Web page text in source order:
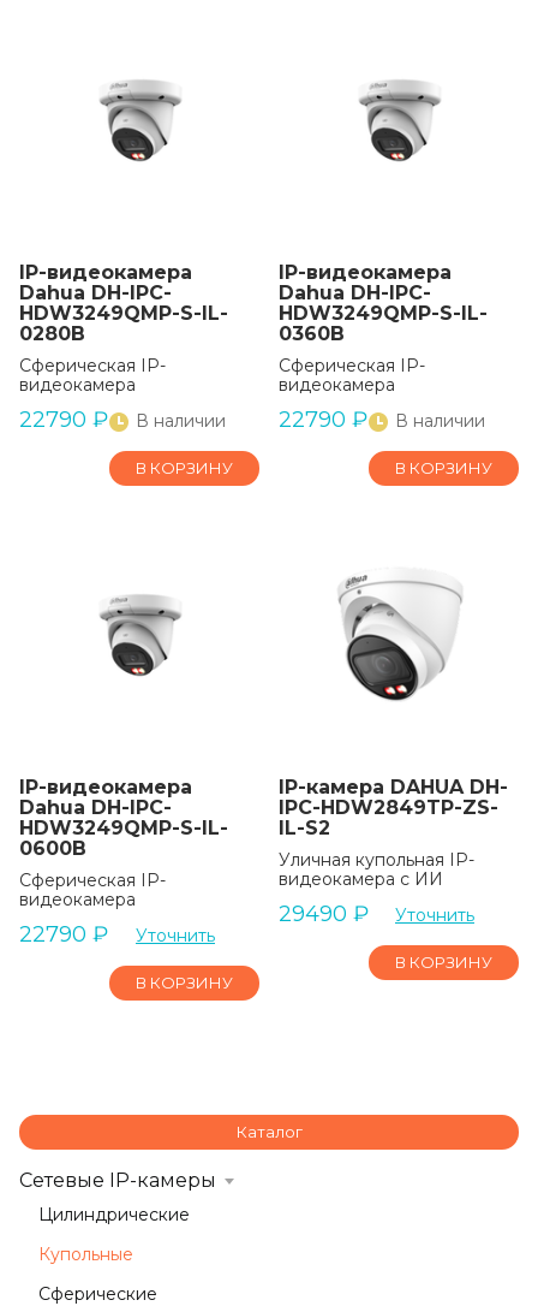
IP-видеокамера
Dahua DH-IPC-
HDW3249QMP-S-IL-
0280B
Сферическая IP-
видеокамера
22790 ₽ В наличии
В КОРЗИНУ
IP-видеокамера
Dahua DH-IPC-
HDW3249QMP-S-IL-
0360B
Сферическая IP-
видеокамера
22790 ₽ В наличии
В КОРЗИНУ
IP-видеокамера
Dahua DH-IPC-
HDW3249QMP-S-IL-
0600B
Сферическая IP-
видеокамера
22790 ₽ Уточнить
В КОРЗИНУ
IP-камера DAHUA DH-
IPC-HDW2849TP-ZS-
IL-S2
Уличная купольная IP-
видеокамера с ИИ
29490 ₽ Уточнить
В КОРЗИНУ
Каталог
Сетевые IP-камеры
Цилиндрические
Купольные
Сферические